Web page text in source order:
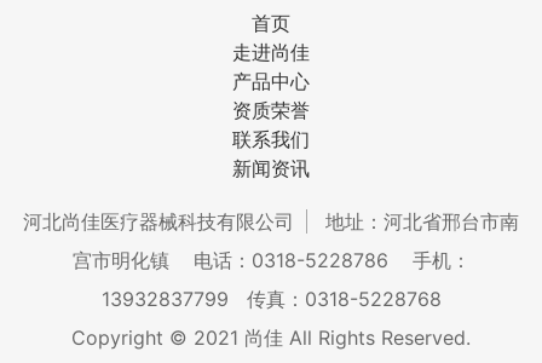
首页
走进尚佳
产品中心
资质荣誉
联系我们
新闻资讯
河北尚佳医疗器械科技有限公司
地址：河北省邢台市南
宫市明化镇
电话：0318-5228786
手机：
13932837799
传真：0318-5228768
Copyright © 2021 尚佳 All Rights Reserved.